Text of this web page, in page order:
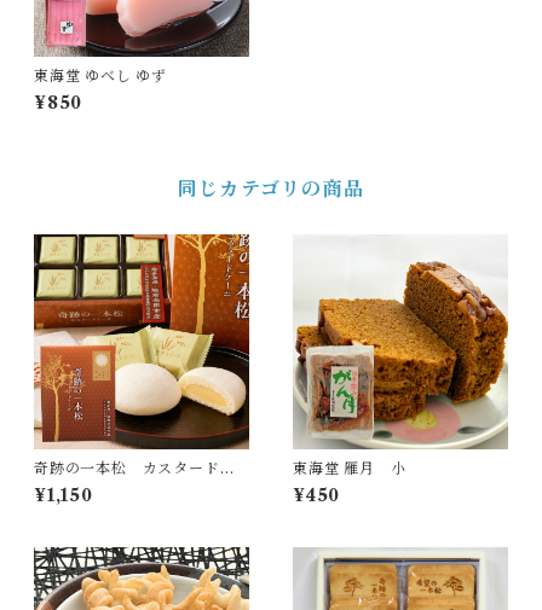
東海堂 ゆべし ゆず
¥850
同じカテゴリの商品
奇跡の一本松 カスタードケ
ーキ
¥1,150
東海堂 雁月 小
¥450